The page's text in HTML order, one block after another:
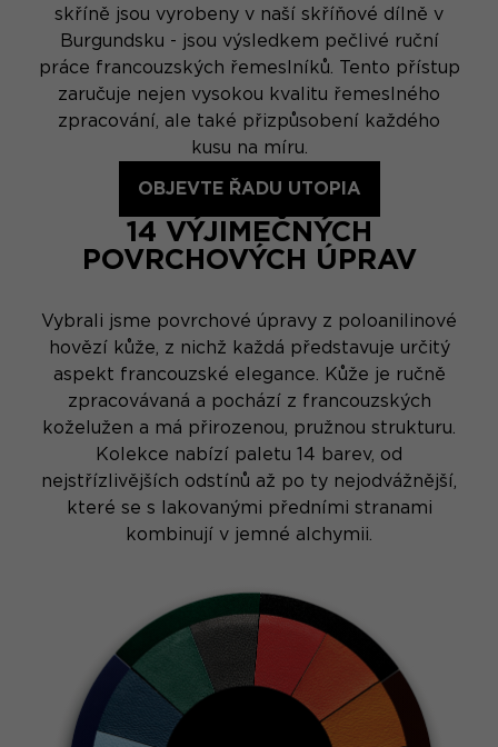
skříně jsou vyrobeny v naší skříňové dílně v
Burgundsku - jsou výsledkem pečlivé ruční
práce francouzských řemeslníků. Tento přístup
zaručuje nejen vysokou kvalitu řemeslného
zpracování, ale také přizpůsobení každého
kusu na míru.
OBJEVTE ŘADU UTOPIA
14 VÝJIMEČNÝCH
POVRCHOVÝCH ÚPRAV
Vybrali jsme povrchové úpravy z poloanilinové
hovězí kůže, z nichž každá představuje určitý
aspekt francouzské elegance. Kůže je ručně
zpracovávaná a pochází z francouzských
koželužen a má přirozenou, pružnou strukturu.
Kolekce nabízí paletu 14 barev, od
nejstřízlivějších odstínů až po ty nejodvážnější,
které se s lakovanými předními stranami
kombinují v jemné alchymii.